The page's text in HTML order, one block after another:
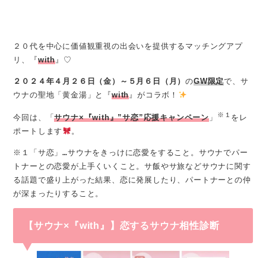
２０代を中心に価値観重視の出会いを提供するマッチングアプ
リ、『with』♡
２０２４年４月２６日（金）～５月６日（月）のGW限定で、サ
ウナの聖地「黄金湯」と『with』がコラボ！
今回は、「サウナ×『with』”サ恋”応援キャンペーン 」 ※１ をレ
ポートします
。
※１「サ恋」…サウナをきっけに恋愛をすること。サウナでパー
トナーとの恋愛が上手くいくこと。サ飯やサ旅などサウナに関す
る話題で盛り上がった結果、恋に発展したり、パートナーとの仲
が深まったりすること。
【サウナ×『with』】恋するサウナ相性診断